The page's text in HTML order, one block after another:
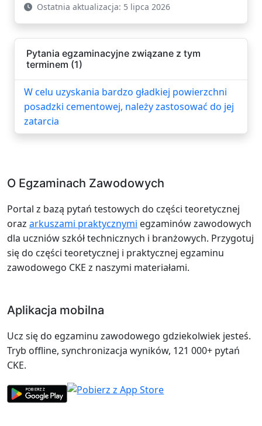
Ostatnia aktualizacja: 5 lipca 2026
Pytania egzaminacyjne związane z tym
terminem (1)
W celu uzyskania bardzo gładkiej powierzchni
posadzki cementowej, należy zastosować do jej
zatarcia
O Egzaminach Zawodowych
Portal z bazą pytań testowych do części teoretycznej
oraz arkuszami praktycznymi egzaminów zawodowych
dla uczniów szkół technicznych i branżowych. Przygotuj
się do części teoretycznej i praktycznej egzaminu
zawodowego CKE z naszymi materiałami.
Aplikacja mobilna
Ucz się do egzaminu zawodowego gdziekolwiek jesteś.
Tryb offline, synchronizacja wyników, 121 000+ pytań
CKE.